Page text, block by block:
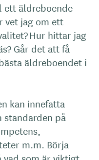
ett äldreboende
vet jag om ett
Hur hittar jag
Går det att få
äldreboendet i
kan innefatta
standarden på
m.m. Börja